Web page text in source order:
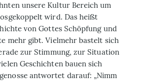
unsere Kultur Bereich um
wird. Das heißt
von Gottes Schöpfung und
mehr gibt. Vielmehr bastelt sich
zur Stimmung, zur Situation
Geschichten bauen sich
antwortet darauf: „Nimm